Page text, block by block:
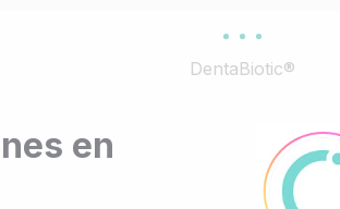
DentaBiotic®
en